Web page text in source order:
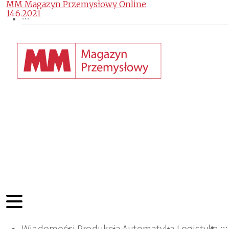
MM Magazyn Przemysłowy Online
14.6.2021